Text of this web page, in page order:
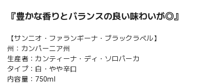
『豊かな香りとバランスの良い味わいが◎』
【サンニオ・ファランギーナ・ブラックラベル】
州：カンパーニア州
生産者：カンティーナ・ディ・ソロパーカ
タイプ：白・やや辛口
内容量：750ml